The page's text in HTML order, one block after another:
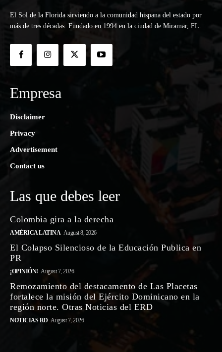
El Sol de la Florida sirviendo a la comunidad hispana del estado por
más de tres décadas. Fundado en 1994 en la ciudad de Miramar, FL.
Empresa
Disclaimer
Privacy
Advertisement
Contact us
Las que debes leer
Colombia gira a la derecha
AMÉRICA LATINA August 8, 2026
El Colapso Silencioso de la Educación Publica en
PR
¡OPINIÓN! August 7, 2026
Remozamiento del destacamento de Las Placetas
fortalece la misión del Ejército Dominicano en la
región norte. Otras Noticias del ERD
NOTICIAS RD August 7, 2026